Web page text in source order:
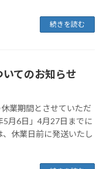
続きを読む
てのお知らせ
業期間とさせていただ
月6日」4月27日までに
休業日前に発送いたし